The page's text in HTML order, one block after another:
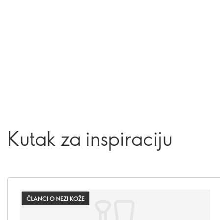
Kutak za inspiraciju
ČLANCI O NEZI KOŽE